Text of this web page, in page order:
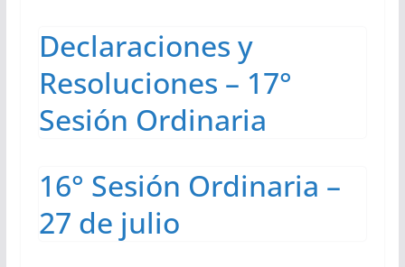
Declaraciones y
Resoluciones – 17°
Sesión Ordinaria
16° Sesión Ordinaria –
27 de julio